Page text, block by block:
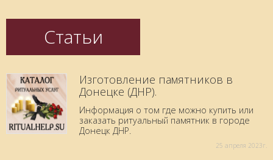
Статьи
Изготовление памятников в
Донецке (ДНР).
Информация о том где можно купить или
заказать ритуальный памятник в городе
Донецк ДНР.
25 aпреля 2023г.